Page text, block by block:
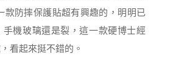
款防摔保護貼超有興趣的，明明已
手機玻璃還是裂，這一款硬博士經
看起來挺不錯的。